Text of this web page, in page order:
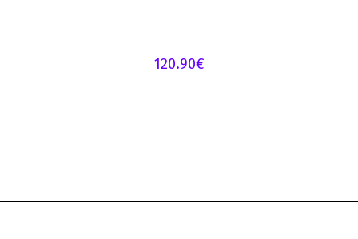
120.90€